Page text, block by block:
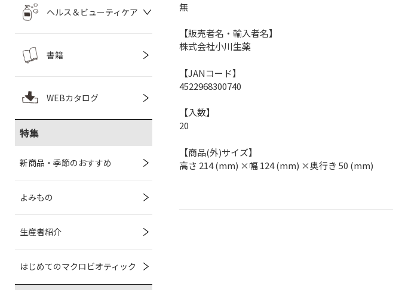
ヘルス＆ビューティケア
書籍
WEBカタログ
特集
新商品・季節のおすすめ
よみもの
生産者紹介
はじめてのマクロビオティック
無
【販売者名・輸入者名】
株式会社小川生薬
【JANコード】
4522968300740
【入数】
20
【商品(外)サイズ】
高さ 214 (mm) ×幅 124 (mm) ×奥行き 50 (mm)